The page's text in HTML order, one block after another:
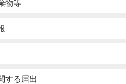
物等
する届出